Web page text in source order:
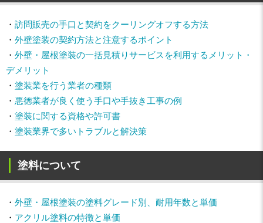
・ 訪問販売の手口と契約をクーリングオフする方法
・ 外壁塗装の契約方法と注意するポイント
・ 外壁・屋根塗装の一括見積りサービスを利用するメリット・
デメリット
・ 塗装業を行う業者の種類
・ 悪徳業者が良く使う手口や手抜き工事の例
・ 塗装に関する資格や許可書
・ 塗装業界で多いトラブルと解決策
塗料について
・ 外壁・屋根塗装の塗料グレード別、耐用年数と単価
・ アクリル塗料の特徴と単価